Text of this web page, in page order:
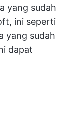
yang sudah
ini seperti
yang sudah
dapat